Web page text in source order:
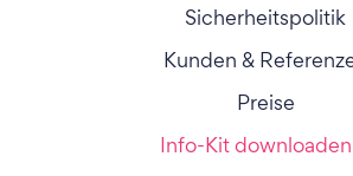
Sicherheitspolitik
Kunden &
Preise
Info-Kit